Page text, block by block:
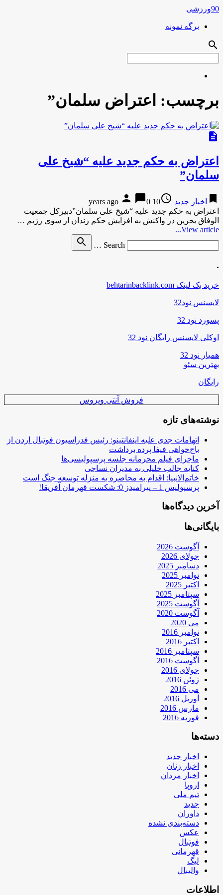
90ورزشی
برگه نمونه
search
برچسب: اعتراض سلمان”
description
اعتراض به حکم جدید علیه “شیخ علی
سلمان”
bookmark اخبار جدید access_time
10 years ago
person chat_bubble0
اعتراض به حکم جدید علیه “شیخ علی سلمان”دبیرکل جمعیت
الوفاق بحرین در واکنش به افزایش حکم زندان از سوی رژیم …
View article...
Search …
search
.
خرید بک لینک behtarinbacklink.com
لایسنس نود32
پسورد نود 32
اوکلی لایسنس رایگان نود 32
همیار نود 32
بهترین سئو
رایگان
فروش آنتی ویروس
نوشته‌های تازه
اتهامات جدی علیه اینفانتینو: رئیس فدراسیون فوتبال اردن از
باج‌خواهی فیفا پرده برداشت
ماجرای فیلم محرمانه جلسه پرسپولیسی‌ها
کنایه جالب خلیلی به مدیران نساجی
خاتم‌الانبیا: اقدام به محاصره به منزله توسعه جنگ است
پرسپولیس 1 – پیرامیدز 0: شکست قهرمان آفریقا!
آخرین دیدگاه‌ها
بایگانی‌ها
آگوست 2026
جولای 2026
دسامبر 2025
نوامبر 2025
اکتبر 2025
سپتامبر 2025
آگوست 2025
آگوست 2020
می 2020
نوامبر 2016
اکتبر 2016
سپتامبر 2016
آگوست 2016
جولای 2016
ژوئن 2016
می 2016
آوریل 2016
مارس 2016
فوریه 2016
دسته‌ها
اخبار جدید
اخبار زنان
اخبار مردان
اروپا
تیم ملی
جدید
داوران
دسته‌بندی نشده
عکس
فوتبال
قهرمانی
لیگ
والیبال
اطلاعات